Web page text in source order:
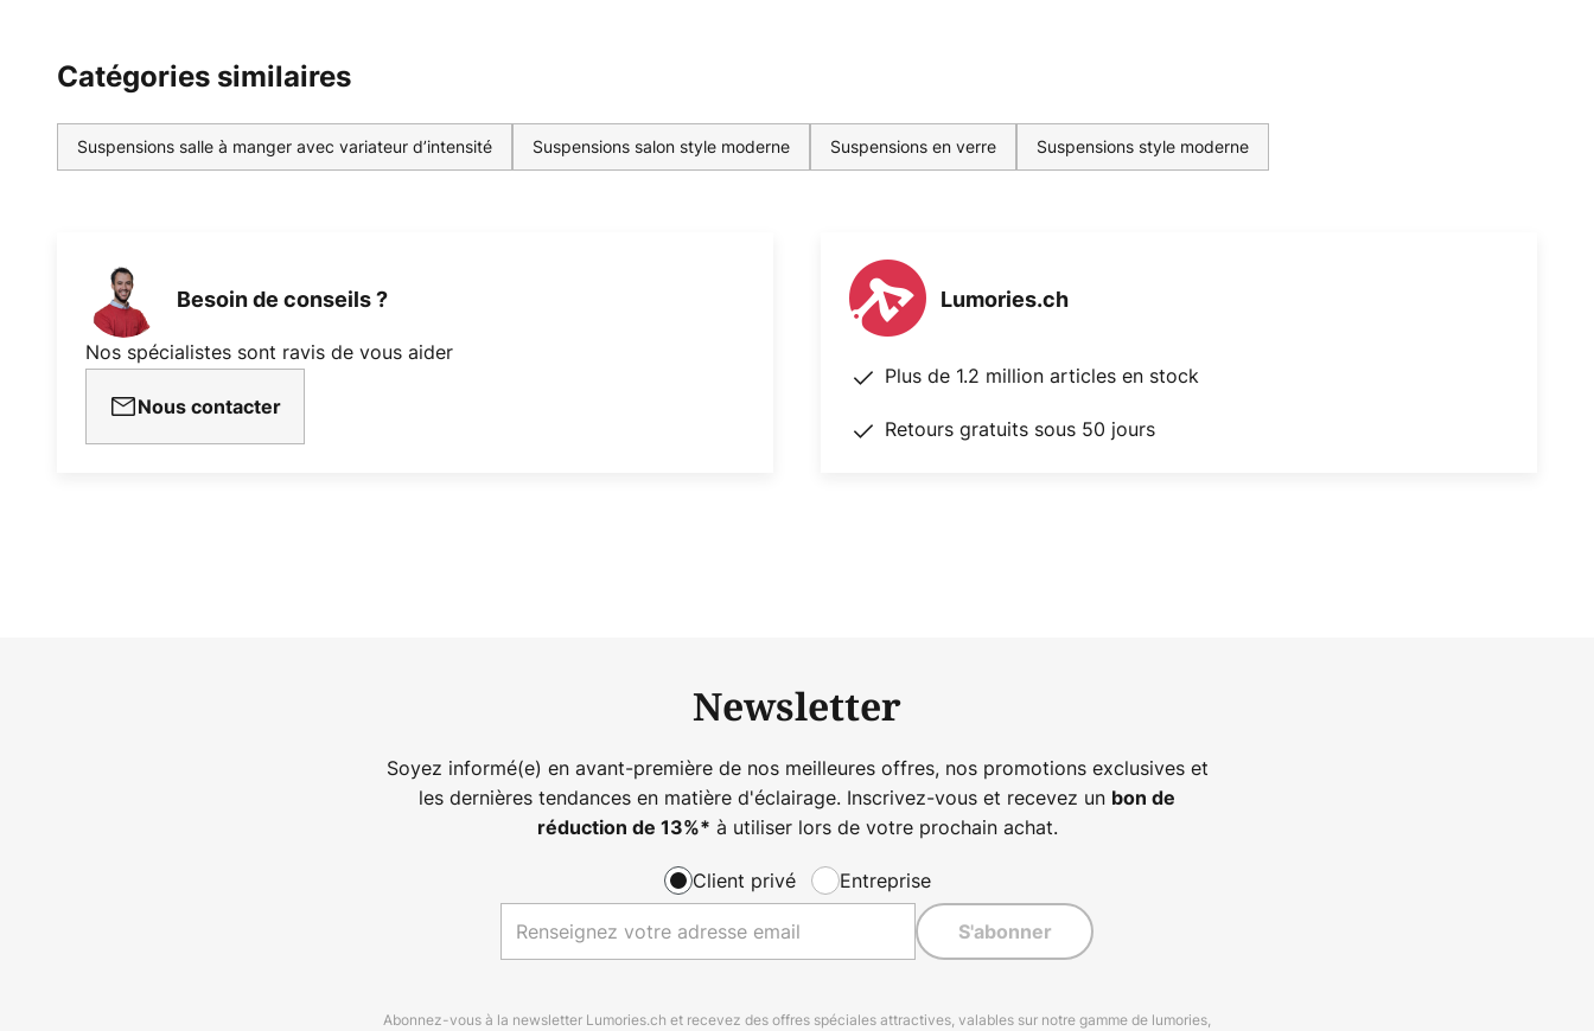
Catégories similaires
Suspensions salle à manger avec variateur d’intensité Suspensions salon style moderne Suspensions en verre Suspensions style moderne
Besoin de conseils ?
Nos spécialistes sont ravis de vous aider
Nous contacter
Lumories.ch
Plus de 1.2 million articles en stock
Retours gratuits sous 50 jours
Newsletter
Soyez informé(e) en avant-première de nos meilleures offres, nos promotions exclusives et
les dernières tendances en matière d'éclairage. Inscrivez-vous et recevez un bon de
réduction de 13%* à utiliser lors de votre prochain achat.
Client privé Entreprise
S'abonner
Abonnez-vous à la newsletter Lumories.ch et recevez des offres spéciales attractives, valables sur notre gamme de lumories,